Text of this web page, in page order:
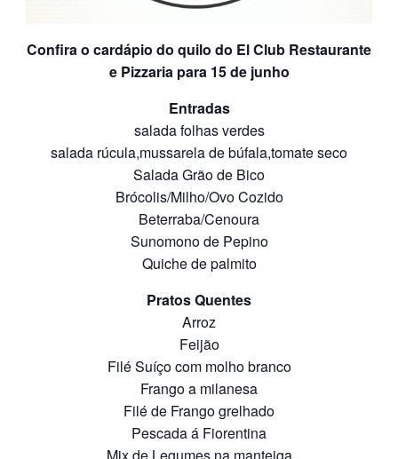
Confira o cardápio do quilo do El Club Restaurante
e Pizzaria para 15 de junho
Entradas
salada folhas verdes
salada rúcula,mussarela de búfala,tomate seco
Salada Grão de Bico
Brócolis/Milho/Ovo Cozido
Beterraba/Cenoura
Sunomono de Pepino
Quiche de palmito
Pratos Quentes
Arroz
Feijão
Filé Suíço com molho branco
Frango a milanesa
Filé de Frango grelhado
Pescada á Fiorentina